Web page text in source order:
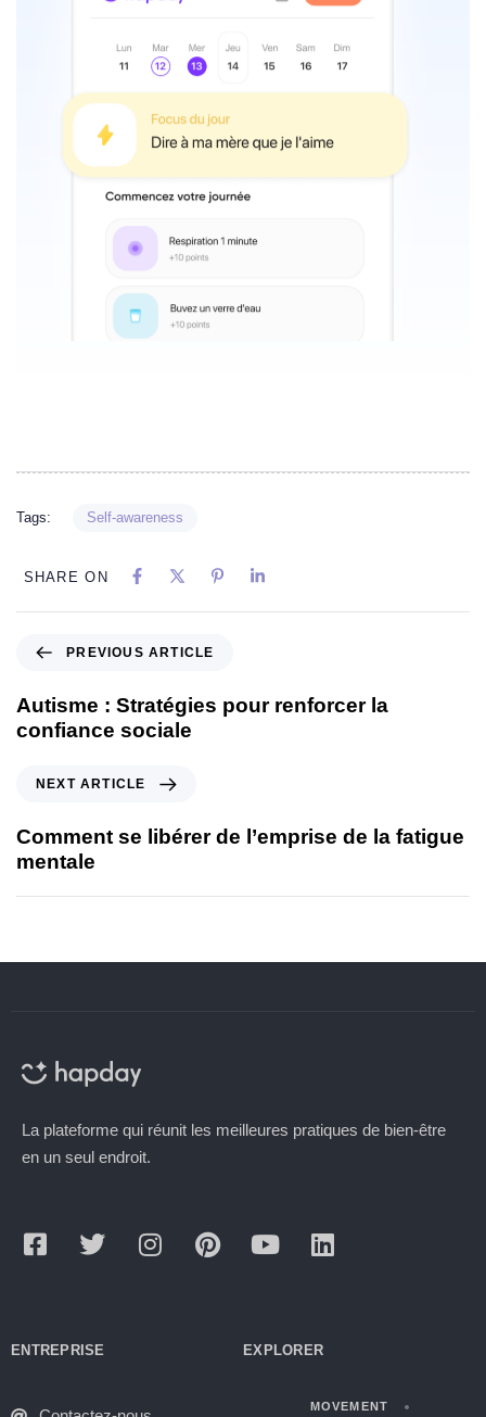
Tags: Self-awareness
SHARE ON
PREVIOUS ARTICLE
Autisme : Stratégies pour renforcer la
confiance sociale
NEXT ARTICLE
Comment se libérer de l’emprise de la fatigue
mentale
La plateforme qui réunit les meilleures pratiques de bien-être
en un seul endroit.
ENTREPRISE EXPLORER
MOVEMENT